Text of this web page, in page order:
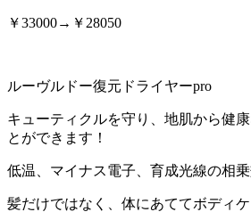
￥33000→￥28050
ルーヴルドー復元ドライヤーpro
キューティクルを守り、地肌から健
とができます！
低温、マイナス電子、育成光線の相乗
髪だけではなく、体にあててボディケ